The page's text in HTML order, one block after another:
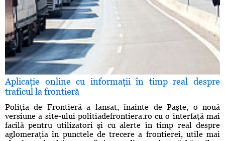
Aplicaţie online cu informaţii în timp real despre
traficul la frontieră
Poliţia de Frontieră a lansat, înainte de Paşte, o nouă
versiune a site-ului politiadefrontiera.ro cu o interfaţă mai
facilă pentru utilizatori şi cu alerte în timp real despre
aglomeraţia în punctele de trecere a frontierei, utile mai